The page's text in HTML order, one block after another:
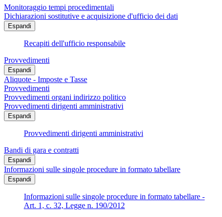
Monitoraggio tempi procedimentali
Dichiarazioni sostitutive e acquisizione d'ufficio dei dati
Espandi
Recapiti dell'ufficio responsabile
Provvedimenti
Espandi
Aliquote - Imposte e Tasse
Provvedimenti
Provvedimenti organi indirizzo politico
Provvedimenti dirigenti amministrativi
Espandi
Provvedimenti dirigenti amministrativi
Bandi di gara e contratti
Espandi
Informazioni sulle singole procedure in formato tabellare
Espandi
Informazioni sulle singole procedure in formato tabellare -
Art. 1, c. 32, Legge n. 190/2012